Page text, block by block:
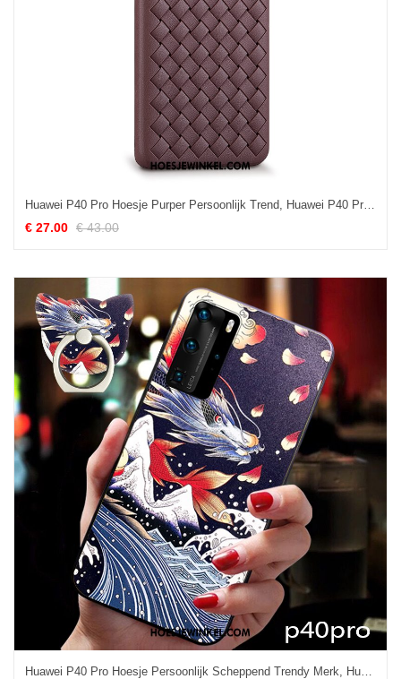
Huawei P40 Pro Hoesje Purper Persoonlijk Trend, Huawei P40 Pro Hoesje Bescherming Kwaliteit
€ 27.00 € 43.00
Huawei P40 Pro Hoesje Persoonlijk Scheppend Trendy Merk, Huawei P40 Pro Hoesje All Inclusive Reliëf